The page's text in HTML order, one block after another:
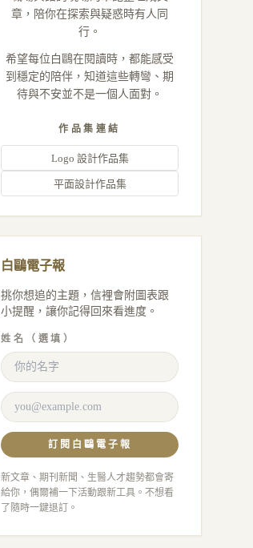
章，陪你在探索與疑惑時有人同
行。
希望每位白鷗在閱讀時，都能感受
到穩定的陪伴，知道這些轉彎、期
待與不安並不是一個人面對。
作品集連結
Logo 設計作品集
平面設計作品集
白鷗電子報
挑你想追的主題，信裡會附圖表跟
小提醒，讓你記得回來看進度。
姓名（選填）
訂閱白鷗電子報
新文章、期刊新聞、生醫人才趨勢都會寄
給你，偶爾補一下活動跟新工具。不想看
了隨時一鍵退訂。